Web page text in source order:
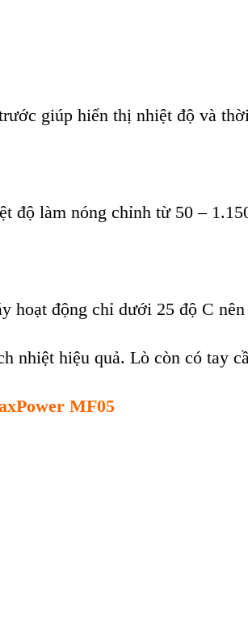
giúp hiển thị nhiệt độ và th
ệt độ làm nóng chỉnh từ 50 –
hoạt động chỉ dưới 25 độ C n
nhiệt hiệu quả. Lò còn có tay c
MF05